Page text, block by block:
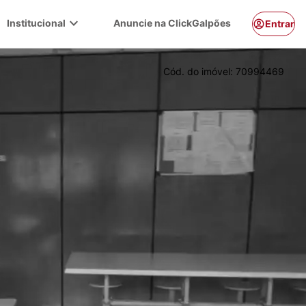
Institucional expand_more Anuncie na ClickGalpões Entrar
Cód. do imóvel: 70994469